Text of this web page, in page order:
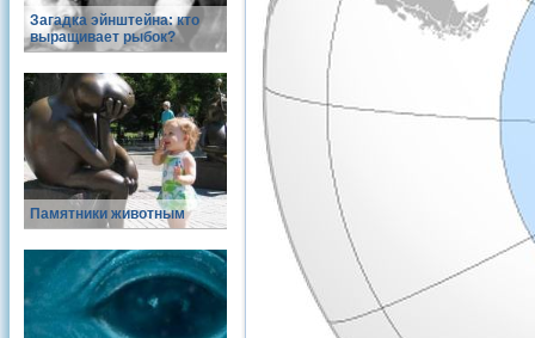
Загадка эйнштейна: кто
выращивает рыбок?
Памятники животным